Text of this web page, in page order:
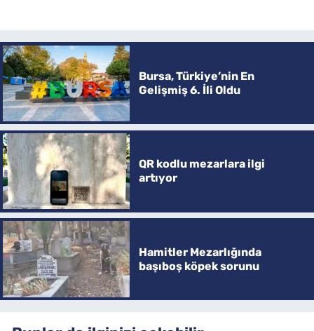
Bursa, Türkiye’nin En
Gelişmiş 6. İli Oldu
QR kodlu mezarlara ilgi
artıyor
Hamitler Mezarlığında
başıboş köpek sorunu